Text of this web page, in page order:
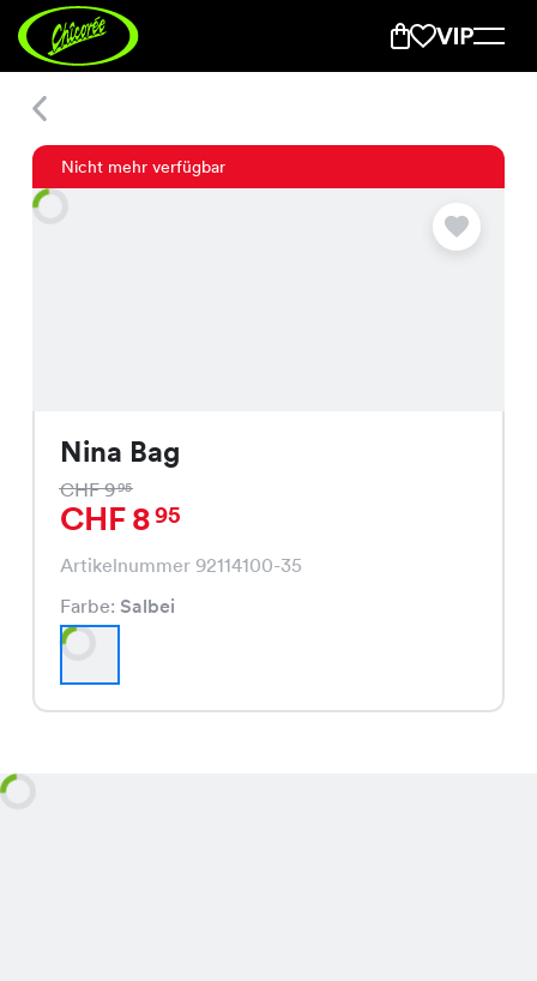
Nicht mehr verfügbar
Nina Bag
CHF 995
CHF 895
Artikelnummer 92114100-35
Farbe:Salbei